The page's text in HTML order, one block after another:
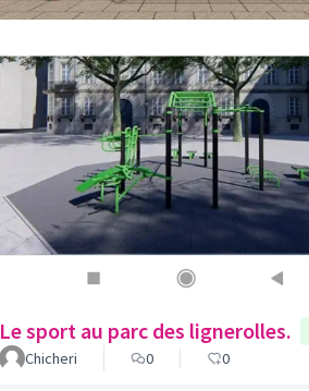
Le sport au parc des lignerolles.
Chicheri
0 0